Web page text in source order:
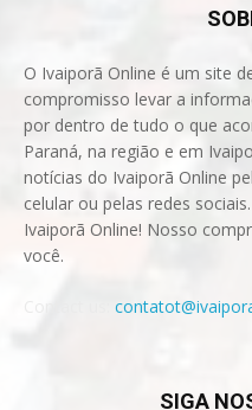
O Ivaiporã Online é um site
compromisso levar a
por dentro de tudo o que
Paraná, na região e em
notícias do Ivaiporã Online
celular ou pelas redes
Ivaiporã Online! Nosso
você.
SIGA